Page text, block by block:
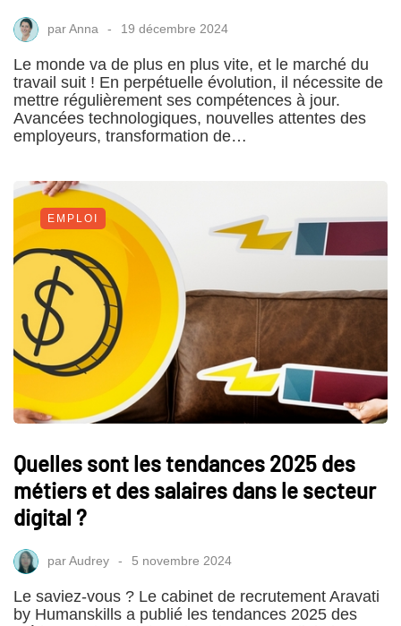
parAnna 19 décembre 2024
Le monde va de plus en plus vite, et le marché du
travail suit ! En perpétuelle évolution, il nécessite de
mettre régulièrement ses compétences à jour.
Avancées technologiques, nouvelles attentes des
employeurs, transformation de…
EMPLOI
Quelles sont les tendances 2025 des
métiers et des salaires dans le secteur
digital ?
parAudrey 5 novembre 2024
Le saviez-vous ? Le cabinet de recrutement Aravati
by Humanskills a publié les tendances 2025 des